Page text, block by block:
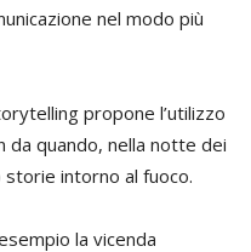
nel modo più
propone l’utilizzo
da quando, nella notte dei
intorno al fuoco.
la vicenda